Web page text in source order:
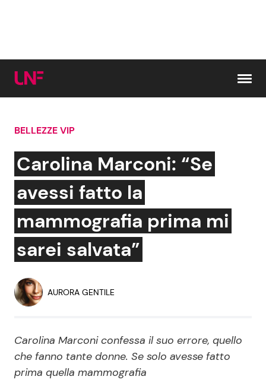
Cerca:
News e Cronaca
Attualità Italiana
Dal Mondo
Economia
Persone Scomparse
Politica
Gossip e TV
Bellezze VIP
Reality e Talent
Soap Opera
BELLEZZE VIP
Carolina Marconi: “Se
avessi fatto la
mammografia prima mi
sarei salvata”
AURORA GENTILE
Carolina Marconi confessa il suo errore, quello
che fanno tante donne. Se solo avesse fatto
prima quella mammografia